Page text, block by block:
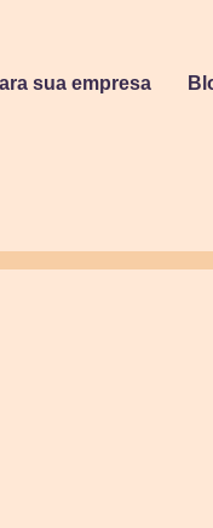
sua empresa